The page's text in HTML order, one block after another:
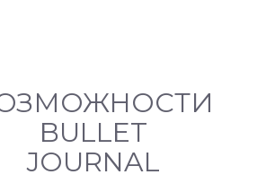
BULLET
JOURNAL